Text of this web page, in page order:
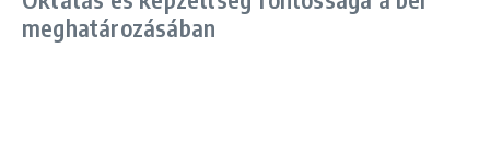
meghatározásában